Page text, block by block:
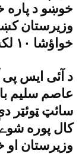
خوښو د پاره
وزيرستان
خواؤشا ١٠ لکه کسان په کډه کولو مجبور شول ـ
د آئى ايس پى
عاصم سليم
سائټ ټوئټر
کال پوره شوے
وزيرستان او